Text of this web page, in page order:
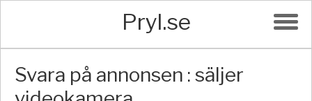
Pryl.se
Svara på annonsen : säljer